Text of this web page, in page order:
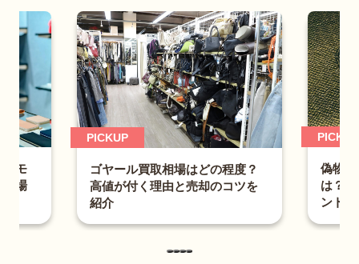
？モ
相場
PICKUP
ゴヤール買取相場はどの程度？
高値が付く理由と売却のコツを
紹介
PICKUP
偽物
は？
ント